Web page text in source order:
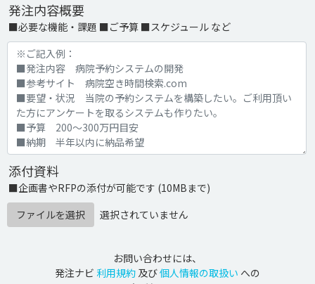
発注内容概要
■必要な機能・課題 ■ご予算 ■スケジュール など
添付資料
■企画書やRFPの添付が可能です (10MBまで)
ファイルを選択
選択されていません
お問い合わせには、
発注ナビ 利用規約 及び個人情報の取扱い への